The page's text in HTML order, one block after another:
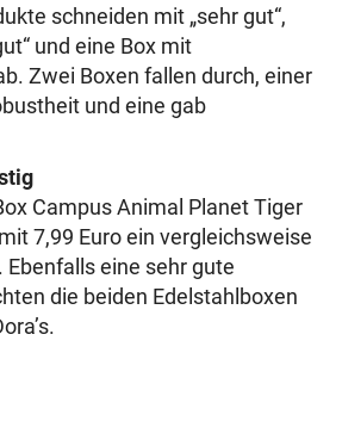
schneiden mit „sehr gut“,
und eine Box mit
Zwei Boxen fallen durch, einer
und eine gab
Campus Animal Planet Tiger
7,99 Euro ein vergleichsweise
eine sehr gute
die beiden Edelstahl­boxen